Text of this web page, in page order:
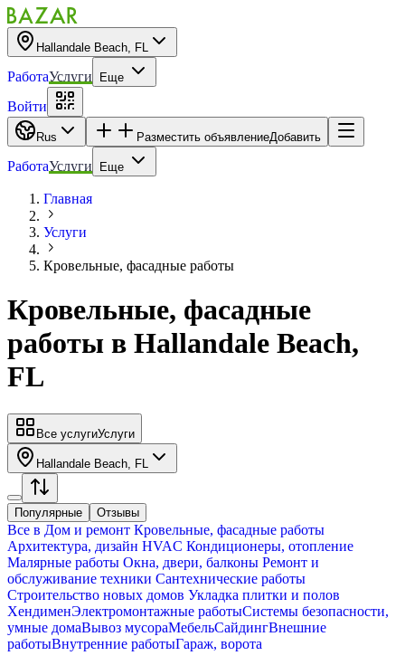
Hallandale Beach, FL
РаботаУслуги Еще
Войти
Rus Разместить объявлениеДобавить
РаботаУслуги Еще
Главная
Услуги
Кровельные, фасадные работы
Кровельные, фасадные
работы в Hallandale Beach,
FL
Все услугиУслуги
Hallandale Beach, FL
Популярные Отзывы
Все в Дом и ремонт Кровельные, фасадные работы
Архитектура, дизайн HVAC Кондиционеры, oтопление
Малярные работы Окна, двери, балконы Ремонт и
обслуживание техники Сантехнические работы
Строительство новых домов Укладка плитки и полов
ХендименЭлектромонтажные работыСистемы безопасности,
умные домаВывоз мусораМебельСайдингВнешние
работыВнутренние работыГараж, ворота